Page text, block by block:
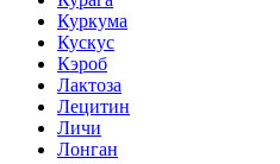
Куркума
Кускус
Кэроб
Лактоза
Лецитин
Личи
Лонган